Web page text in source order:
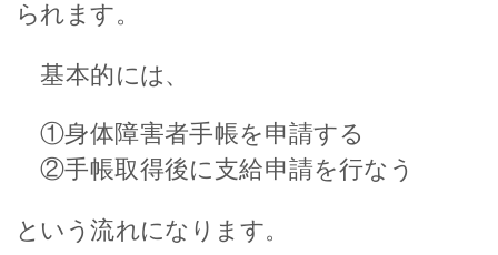
られます。
基本的には、
①身体障害者手帳を申請する
②手帳取得後に支給申請を行なう
という流れになります。